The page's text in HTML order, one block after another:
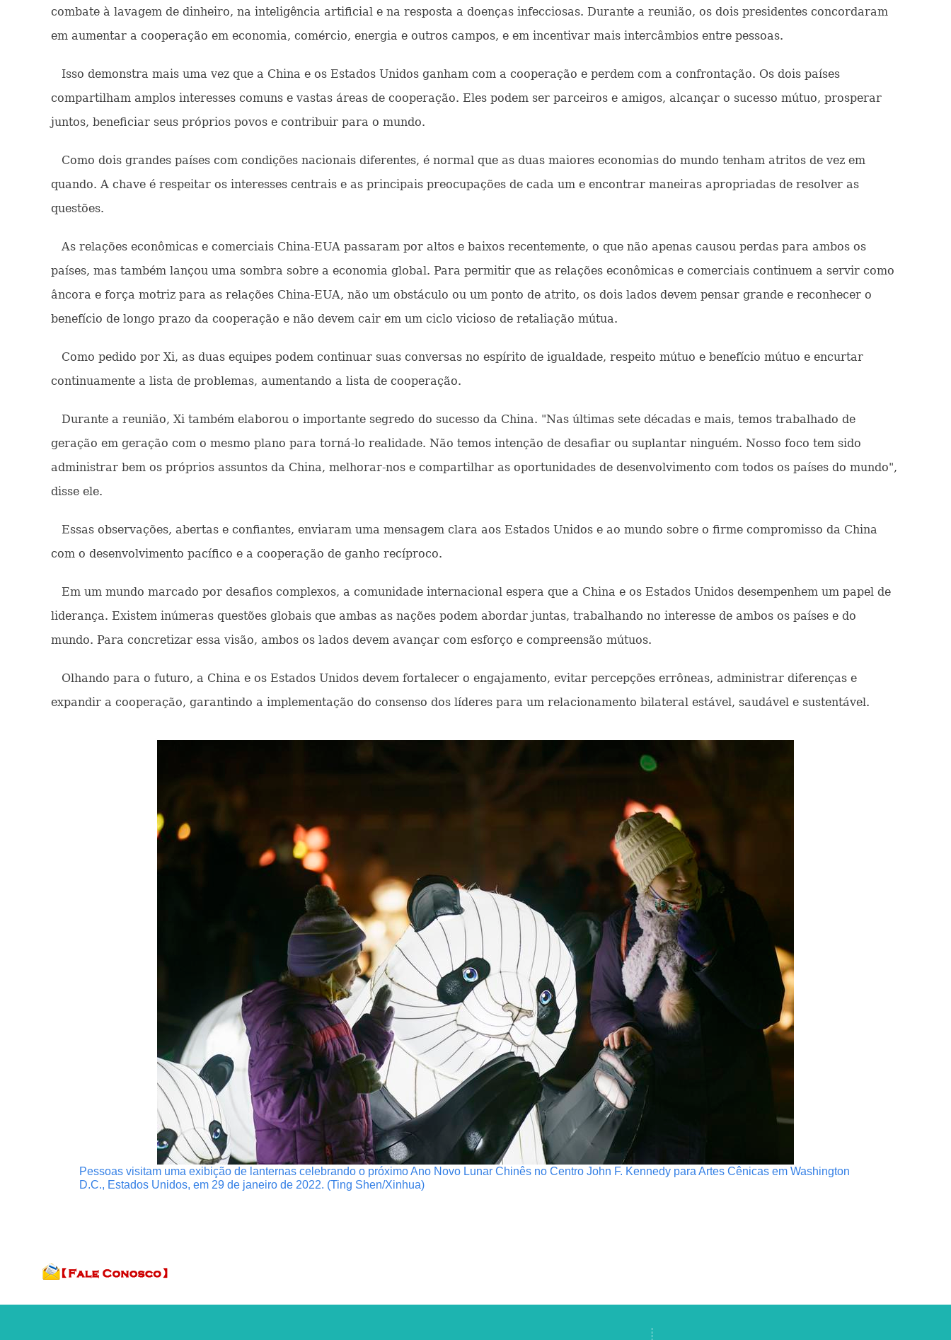
combate à lavagem de dinheiro, na inteligência artificial e na resposta a doenças infecciosas. Durante a reunião, os dois presidentes concordaram
em aumentar a cooperação em economia, comércio, energia e outros campos, e em incentivar mais intercâmbios entre pessoas.
Isso demonstra mais uma vez que a China e os Estados Unidos ganham com a cooperação e perdem com a confrontação. Os dois países
compartilham amplos interesses comuns e vastas áreas de cooperação. Eles podem ser parceiros e amigos, alcançar o sucesso mútuo, prosperar
juntos, beneficiar seus próprios povos e contribuir para o mundo.
Como dois grandes países com condições nacionais diferentes, é normal que as duas maiores economias do mundo tenham atritos de vez em
quando. A chave é respeitar os interesses centrais e as principais preocupações de cada um e encontrar maneiras apropriadas de resolver as
questões.
As relações econômicas e comerciais China-EUA passaram por altos e baixos recentemente, o que não apenas causou perdas para ambos os
países, mas também lançou uma sombra sobre a economia global. Para permitir que as relações econômicas e comerciais continuem a servir como
âncora e força motriz para as relações China-EUA, não um obstáculo ou um ponto de atrito, os dois lados devem pensar grande e reconhecer o
benefício de longo prazo da cooperação e não devem cair em um ciclo vicioso de retaliação mútua.
Como pedido por Xi, as duas equipes podem continuar suas conversas no espírito de igualdade, respeito mútuo e benefício mútuo e encurtar
continuamente a lista de problemas, aumentando a lista de cooperação.
Durante a reunião, Xi também elaborou o importante segredo do sucesso da China. "Nas últimas sete décadas e mais, temos trabalhado de
geração em geração com o mesmo plano para torná-lo realidade. Não temos intenção de desafiar ou suplantar ninguém. Nosso foco tem sido
administrar bem os próprios assuntos da China, melhorar-nos e compartilhar as oportunidades de desenvolvimento com todos os países do mundo",
disse ele.
Essas observações, abertas e confiantes, enviaram uma mensagem clara aos Estados Unidos e ao mundo sobre o firme compromisso da China
com o desenvolvimento pacífico e a cooperação de ganho recíproco.
Em um mundo marcado por desafios complexos, a comunidade internacional espera que a China e os Estados Unidos desempenhem um papel de
liderança. Existem inúmeras questões globais que ambas as nações podem abordar juntas, trabalhando no interesse de ambos os países e do
mundo. Para concretizar essa visão, ambos os lados devem avançar com esforço e compreensão mútuos.
Olhando para o futuro, a China e os Estados Unidos devem fortalecer o engajamento, evitar percepções errôneas, administrar diferenças e
expandir a cooperação, garantindo a implementação do consenso dos líderes para um relacionamento bilateral estável, saudável e sustentável.
Pessoas visitam uma exibição de lanternas celebrando o próximo Ano Novo Lunar Chinês no Centro John F. Kennedy para Artes Cênicas em Washington
D.C., Estados Unidos, em 29 de janeiro de 2022. (Ting Shen/Xinhua)